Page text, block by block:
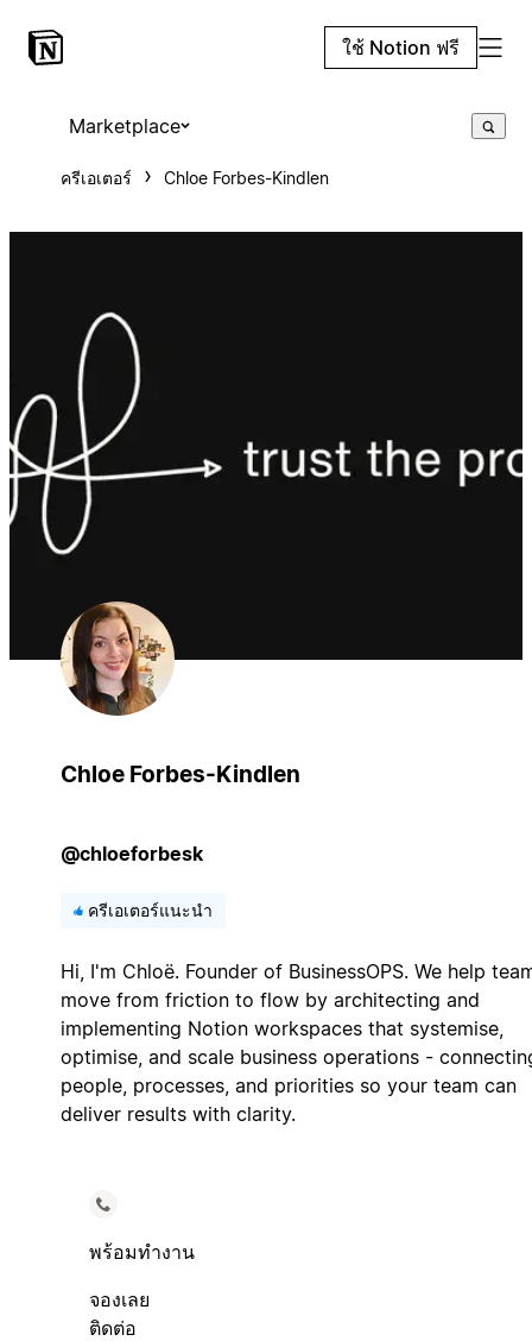
ใช้ Notion ฟรี
Marketplace
ครีเอเตอร์ Chloe Forbes-Kindlen
Chloe Forbes-Kindlen
@chloeforbesk
ครีเอเตอร์แนะนำ
Hi, I'm Chloë. Founder of BusinessOPS. We help
move from friction to flow by architecting and
implementing Notion workspaces that systemise,
optimise, and scale business operations -
people, processes, and priorities so your team can
deliver results with clarity.
พร้อมทำงาน
จองเลย
ติดต่อ